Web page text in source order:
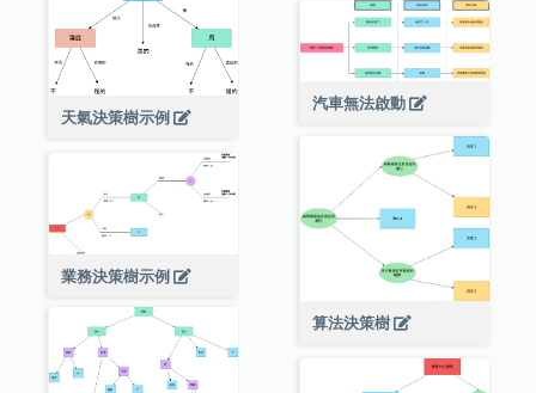
天氣決策樹示例
汽車無法啟動
算法決策樹
業務決策樹示例